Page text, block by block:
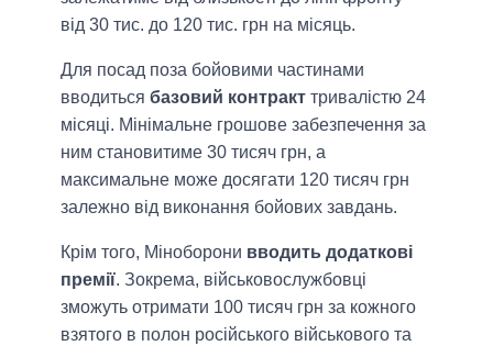
від 30 тис. до 120 тис. грн на місяць.
Для посад поза бойовими частинами
вводиться базовий контракт тривалістю 24
місяці. Мінімальне грошове забезпечення за
ним становитиме 30 тисяч грн, а
максимальне може досягати 120 тисяч грн
залежно від виконання бойових завдань.
Крім того, Міноборони вводить додаткові
премії. Зокрема, військовослужбовці
зможуть отримати 100 тисяч грн за кожного
взятого в полон російського військового та